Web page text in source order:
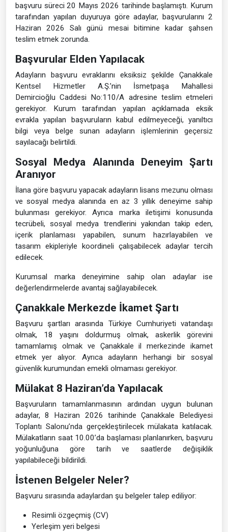
başvuru süreci 20 Mayıs 2026 tarihinde başlamıştı. Kurum
tarafından yapılan duyuruya göre adaylar, başvurularını 2
Haziran 2026 Salı günü mesai bitimine kadar şahsen
teslim etmek zorunda.
Başvurular Elden Yapılacak
Adayların başvuru evraklarını eksiksiz şekilde Çanakkale
Kentsel Hizmetler A.Ş.’nin İsmetpaşa Mahallesi
Demircioğlu Caddesi No:110/A adresine teslim etmeleri
gerekiyor. Kurum tarafından yapılan açıklamada eksik
evrakla yapılan başvuruların kabul edilmeyeceği, yanıltıcı
bilgi veya belge sunan adayların işlemlerinin geçersiz
sayılacağı belirtildi.
Sosyal Medya Alanında Deneyim Şartı
Aranıyor
İlana göre başvuru yapacak adayların lisans mezunu olması
ve sosyal medya alanında en az 3 yıllık deneyime sahip
bulunması gerekiyor. Ayrıca marka iletişimi konusunda
tecrübeli, sosyal medya trendlerini yakından takip eden,
içerik planlaması yapabilen, sunum hazırlayabilen ve
tasarım ekipleriyle koordineli çalışabilecek adaylar tercih
edilecek.
Kurumsal marka deneyimine sahip olan adaylar ise
değerlendirmelerde avantaj sağlayabilecek.
Çanakkale Merkezde İkamet Şartı
Başvuru şartları arasında Türkiye Cumhuriyeti vatandaşı
olmak, 18 yaşını doldurmuş olmak, askerlik görevini
tamamlamış olmak ve Çanakkale il merkezinde ikamet
etmek yer alıyor. Ayrıca adayların herhangi bir sosyal
güvenlik kurumundan emekli olmaması gerekiyor.
Mülakat 8 Haziran’da Yapılacak
Başvuruların tamamlanmasının ardından uygun bulunan
adaylar, 8 Haziran 2026 tarihinde Çanakkale Belediyesi
Toplantı Salonu’nda gerçekleştirilecek mülakata katılacak.
Mülakatların saat 10.00’da başlaması planlanırken, başvuru
yoğunluğuna göre tarih ve saatlerde değişiklik
yapılabileceği bildirildi.
İstenen Belgeler Neler?
Başvuru sırasında adaylardan şu belgeler talep ediliyor:
Resimli özgeçmiş (CV)
Yerleşim yeri belgesi